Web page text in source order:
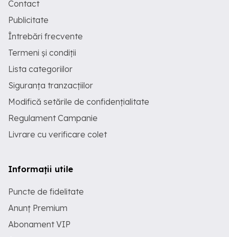
Contact
Publicitate
Întrebări frecvente
Termeni și condiții
Lista categoriilor
Siguranța tranzacțiilor
Modifică setările de confidențialitate
Regulament Campanie
Livrare cu verificare colet
Informații utile
Puncte de fidelitate
Anunț Premium
Abonament VIP